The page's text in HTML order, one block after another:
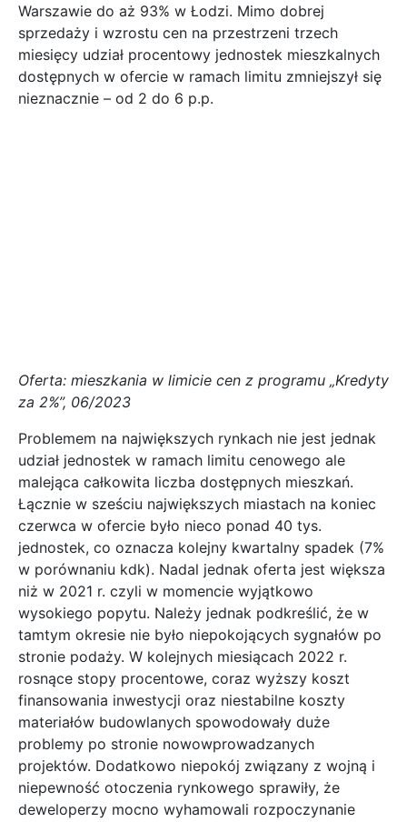
Warszawie do aż 93% w Łodzi. Mimo dobrej
sprzedaży i wzrostu cen na przestrzeni trzech
miesięcy udział procentowy jednostek mieszkalnych
dostępnych w ofercie w ramach limitu zmniejszył się
nieznacznie – od 2 do 6 p.p.
Oferta: mieszkania w limicie cen z programu „Kredyty
za 2%”, 06/2023
Problemem na największych rynkach nie jest jednak
udział jednostek w ramach limitu cenowego ale
malejąca całkowita liczba dostępnych mieszkań.
Łącznie w sześciu największych miastach na koniec
czerwca w ofercie było nieco ponad 40 tys.
jednostek, co oznacza kolejny kwartalny spadek (7%
w porównaniu kdk). Nadal jednak oferta jest większa
niż w 2021 r. czyli w momencie wyjątkowo
wysokiego popytu. Należy jednak podkreślić, że w
tamtym okresie nie było niepokojących sygnałów po
stronie podaży. W kolejnych miesiącach 2022 r.
rosnące stopy procentowe, coraz wyższy koszt
finansowania inwestycji oraz niestabilne koszty
materiałów budowlanych spowodowały duże
problemy po stronie nowowprowadzanych
projektów. Dodatkowo niepokój związany z wojną i
niepewność otoczenia rynkowego sprawiły, że
deweloperzy mocno wyhamowali rozpoczynanie